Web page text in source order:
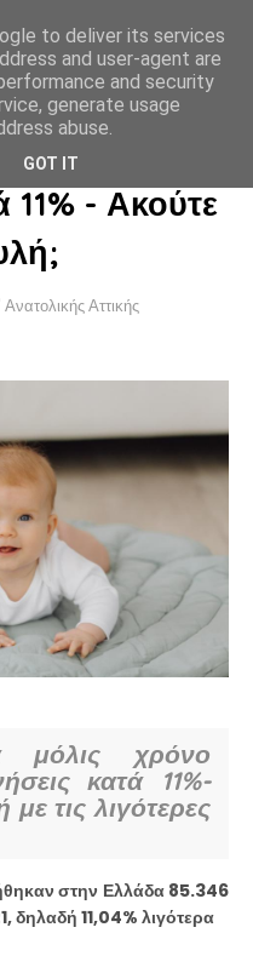
μειώθηκαν
11% - Ακούτε
Αττικής
χρόνο
κατά 11%-
με τις λιγότερες
στην Ελλάδα 85.346
δηλαδή 11,04% λιγότερα
to deliver its services
and user-agent are
and security
generate usage
abuse.
GOT IT